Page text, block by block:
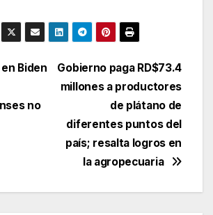
Gobierno paga RD$73.4
millones a productores
de plátano de
diferentes puntos del
país; resalta logros en
la agropecuaria
Biden
no